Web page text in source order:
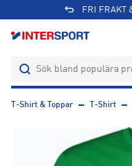
FRI FRAKT
T-Shirt & Toppar T-Shirt